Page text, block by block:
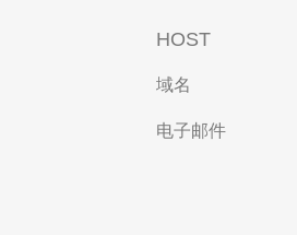
HOST
域名
电子邮件